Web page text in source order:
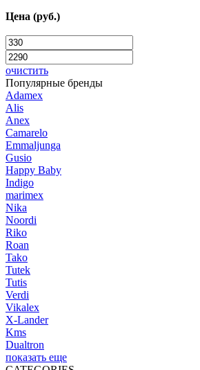
Цена (руб.)
очистить
Популярные бренды
Adamex
Alis
Anex
Camarelo
Emmaljunga
Gusio
Happy Baby
Indigo
marimex
Nika
Noordi
Riko
Roan
Tako
Tutek
Tutis
Verdi
Vikalex
X-Lander
Kms
Dualtron
показать еще